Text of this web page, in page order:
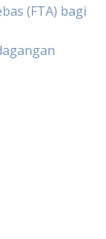
(FTA) bagi